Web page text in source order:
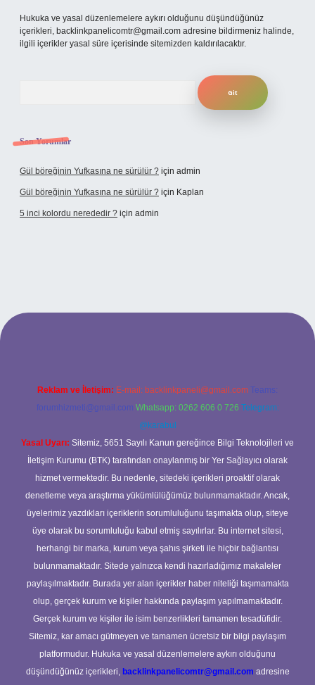
Hukuka ve yasal düzenlemelere aykırı olduğunu düşündüğünüz
içerikleri, backlinkpanelicomtr@gmail.com adresine bildirmeniz halinde,
ilgili içerikler yasal süre içerisinde sitemizden kaldırılacaktır.
Son Yorumlar
Gül böreğinin Yufkasına ne sürülür ? için admin
Gül böreğinin Yufkasına ne sürülür ? için Kaplan
5 inci kolordu nerededir ? için admin
Reklam ve İletişim: E-mail: backlinkpaneli@gmail.com Teams:
forumhizmeti@gmail.com Whatsapp: 0262 606 0 726 Telegram:
@karabul
Yasal Uyarı: Sitemiz, 5651 Sayılı Kanun gereğince Bilgi Teknolojileri ve
İletişim Kurumu (BTK) tarafından onaylanmış bir Yer Sağlayıcı olarak
hizmet vermektedir. Bu nedenle, sitedeki içerikleri proaktif olarak
denetleme veya araştırma yükümlülüğümüz bulunmamaktadır. Ancak,
üyelerimiz yazdıkları içeriklerin sorumluluğunu taşımakta olup, siteye
üye olarak bu sorumluluğu kabul etmiş sayılırlar. Bu internet sitesi,
herhangi bir marka, kurum veya şahıs şirketi ile hiçbir bağlantısı
bulunmamaktadır. Sitede yalnızca kendi hazırladığımız makaleler
paylaşılmaktadır. Burada yer alan içerikler haber niteliği taşımamakta
olup, gerçek kurum ve kişiler hakkında paylaşım yapılmamaktadır.
Gerçek kurum ve kişiler ile isim benzerlikleri tamamen tesadüfidir.
Sitemiz, kar amacı gütmeyen ve tamamen ücretsiz bir bilgi paylaşım
platformudur. Hukuka ve yasal düzenlemelere aykırı olduğunu
düşündüğünüz içerikleri, backlinkpanelicomtr@gmail.com adresine